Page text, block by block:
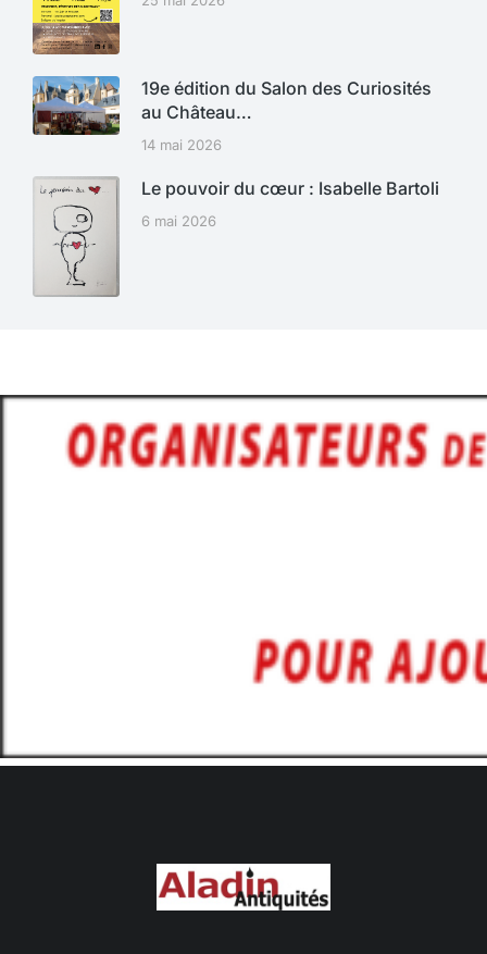
19e édition du Salon des Curiosités
au Château…
14 mai 2026
Le pouvoir du cœur : Isabelle Bartoli
6 mai 2026